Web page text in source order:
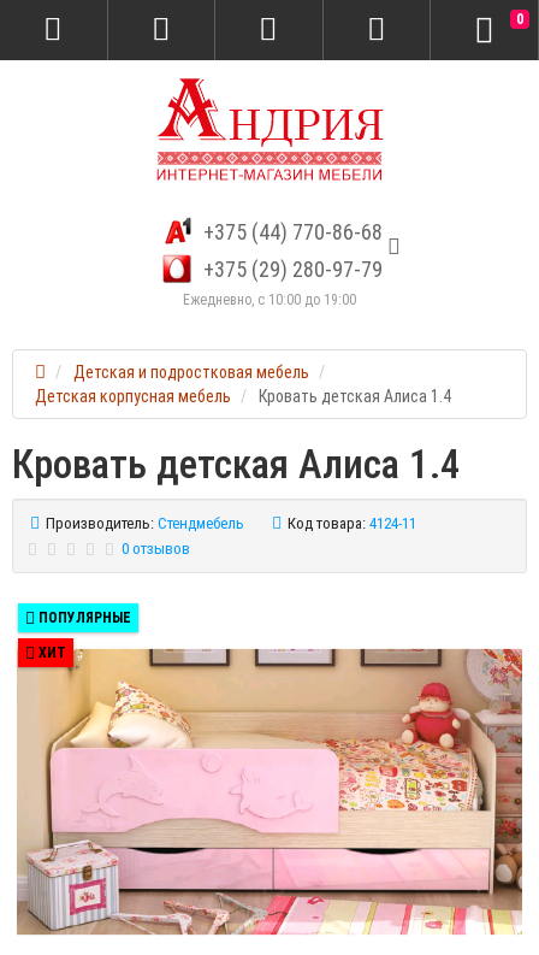
+375 (44) 770-86-68
+375 (29) 280-97-79
Ежедневно, с 10:00 до 19:00
0
Детская и подростковая мебель
Детская корпусная мебель
Кровать детская Алиса 1.4
Кровать детская Алиса 1.4
Производитель: Стендмебель Код товара: 4124-11
0 отзывов
ПОПУЛЯРНЫЕ
ХИТ